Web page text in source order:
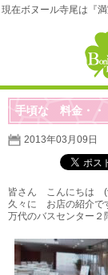
現在ボヌール寺尾は『
手頃な 料金・・
2013年03月09日
皆さん こんにちは
久々に お店の紹介で
万代のバスセンター